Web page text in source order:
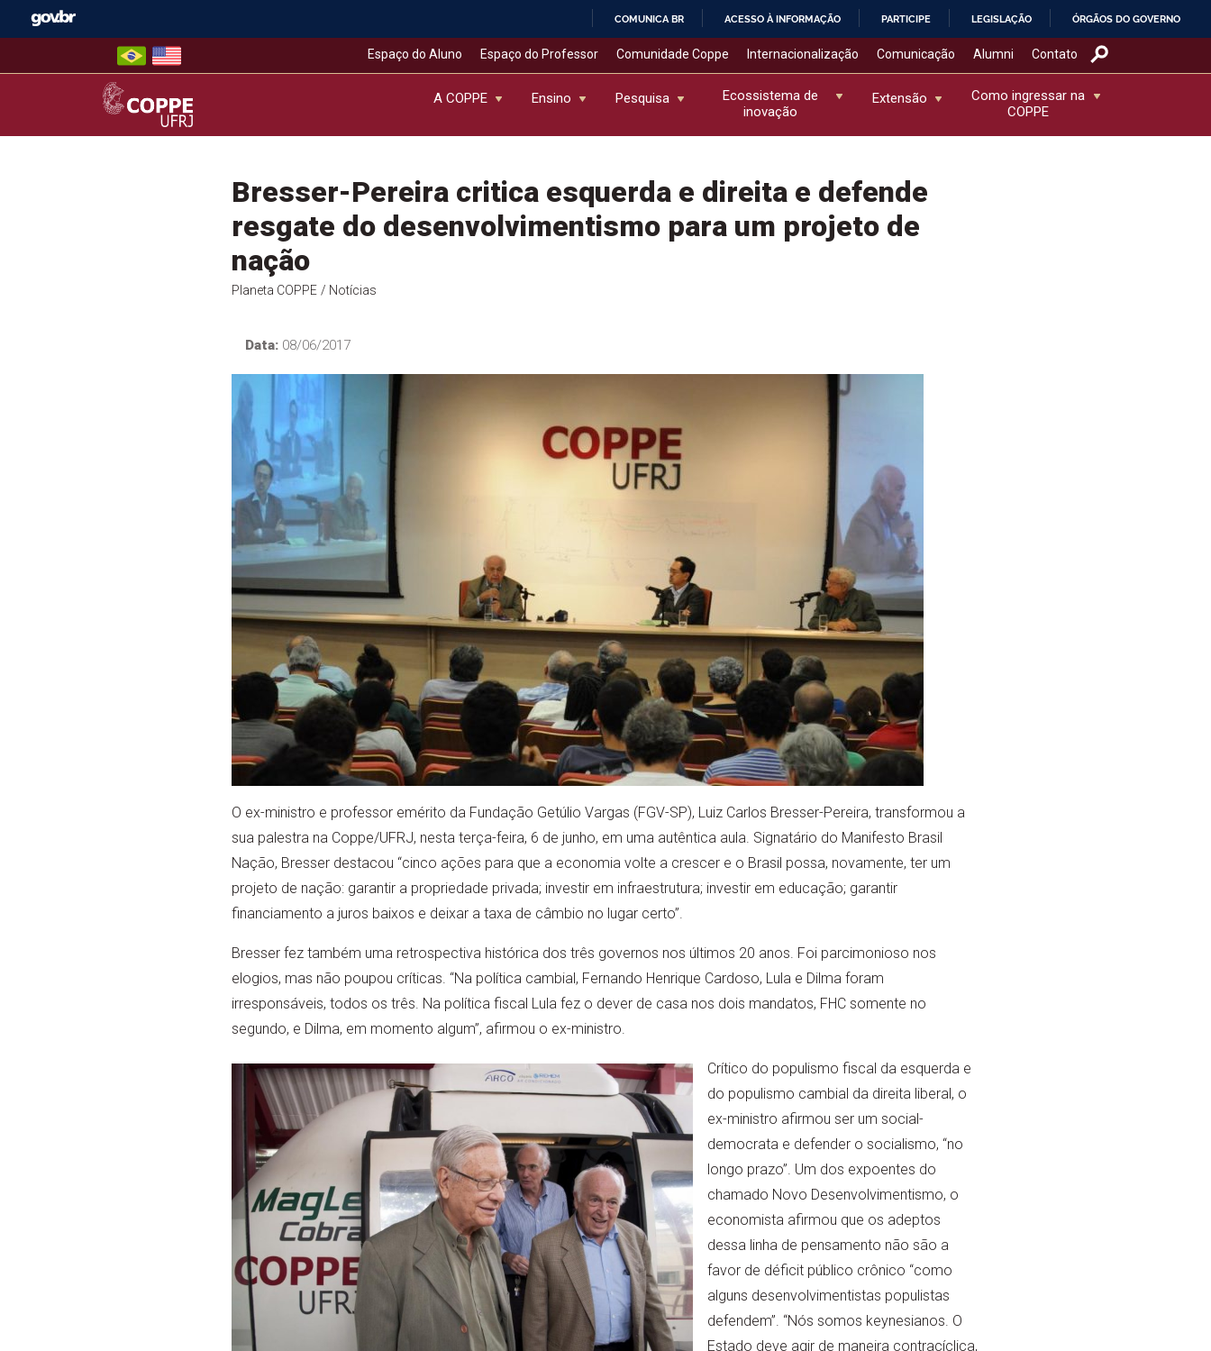
COMUNICA BR ACESSO À INFORMAÇÃO PARTICIPE LEGISLAÇÃO ÓRGÃOS DO GOVERNO
Espaço do Aluno Espaço do Professor Comunidade Coppe Internacionalização Comunicação Alumni Contato
COPPE – UFRJ
A COPPE Ensino Pesquisa
Ecossistema de
inovação
Extensão
Como ingressar na
COPPE
Bresser-Pereira critica esquerda e direita e defende
resgate do desenvolvimentismo para um projeto de
nação
Planeta COPPE / Notícias
Data:08/06/2017
O ex-ministro e professor emérito da Fundação Getúlio Vargas (FGV-SP), Luiz Carlos Bresser-Pereira, transformou a
sua palestra na Coppe/UFRJ, nesta terça-feira, 6 de junho, em uma autêntica aula. Signatário do Manifesto Brasil
Nação, Bresser destacou “cinco ações para que a economia volte a crescer e o Brasil possa, novamente, ter um
projeto de nação: garantir a propriedade privada; investir em infraestrutura; investir em educação; garantir
financiamento a juros baixos e deixar a taxa de câmbio no lugar certo”.
Bresser fez também uma retrospectiva histórica dos três governos nos últimos 20 anos. Foi parcimonioso nos
elogios, mas não poupou críticas. “Na política cambial, Fernando Henrique Cardoso, Lula e Dilma foram
irresponsáveis, todos os três. Na política fiscal Lula fez o dever de casa nos dois mandatos, FHC somente no
segundo, e Dilma, em momento algum”, afirmou o ex-ministro.
Crítico do populismo fiscal da esquerda e
do populismo cambial da direita liberal, o
ex-ministro afirmou ser um social-
democrata e defender o socialismo, “no
longo prazo”. Um dos expoentes do
chamado Novo Desenvolvimentismo, o
economista afirmou que os adeptos
dessa linha de pensamento não são a
favor de déficit público crônico “como
alguns desenvolvimentistas populistas
defendem”. “Nós somos keynesianos. O
Estado deve agir de maneira contracíclica,